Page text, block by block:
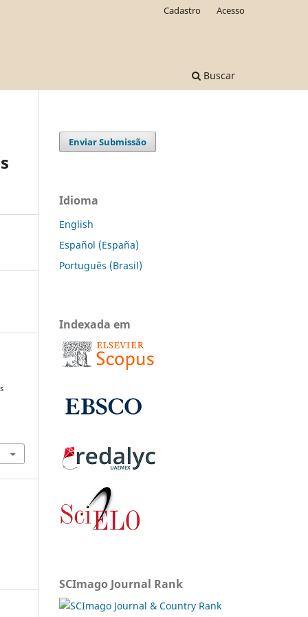
Buscar
Cadastro Acesso
Enviar Submissão
Idioma
English
Español (España)
Português (Brasil)
Indexada em
SCImago Journal Rank